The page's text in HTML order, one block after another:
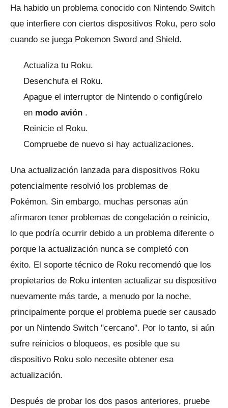
Ha habido un problema conocido con Nintendo Switch
que interfiere con ciertos dispositivos Roku, pero solo
cuando se juega Pokemon Sword and Shield.
Actualiza tu Roku.
Desenchufa el Roku.
Apague el interruptor de Nintendo o configúrelo
en modo avión .
Reinicie el Roku.
Compruebe de nuevo si hay actualizaciones.
Una actualización lanzada para dispositivos Roku
potencialmente resolvió los problemas de
Pokémon. Sin embargo, muchas personas aún
afirmaron tener problemas de congelación o reinicio,
lo que podría ocurrir debido a un problema diferente o
porque la actualización nunca se completó con
éxito. El soporte técnico de Roku recomendó que los
propietarios de Roku intenten actualizar su dispositivo
nuevamente más tarde, a menudo por la noche,
principalmente porque el problema puede ser causado
por un Nintendo Switch "cercano". Por lo tanto, si aún
sufre reinicios o bloqueos, es posible que su
dispositivo Roku solo necesite obtener esa
actualización.
Después de probar los dos pasos anteriores, pruebe